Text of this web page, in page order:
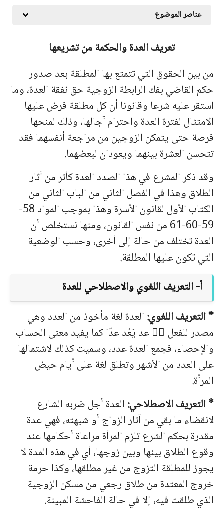
عناصر الموضوع
تعريف العدةوالحكمة من تشريعها
من بين الحقوق التي تتمتع بها المطلقة بعد صدور
حكم القاضي بفك الرابطة الزوجية حق نفقة العدة، وما
استقر عليه شرعا وقانونا أن كل مطلقة فرض عليها
الامتثال لفترة العدة واحترام آجالها، وذلك لمنحها
فرصة حتى يتمكن الزوجين من مراجعة أنفسهما فقد
تتحسن العشرة بينهما ويعودان لبعضهما.
وقد ذكر المشرع في هذا الصدد العدة كأثر من آثار
الطلاق وهذا في الفصل الثاني من الباب الثاني من
الكتاب الأول لقانون الأسرة وهذا بموجب المواد 58-
59-60-61 من نفس القانون، ومنها نستخلص أن
العدة تختلف من حالة إلى أخرى، وحسب الوضعية
التي تكون عليها المطلقة.
أ‌- التعريف اللغوي والاصطلاحي للعدة
* التعريف اللغوي:العدة لغة مأخوذ من العدد وهي
مصدر للفعل َّ عد يَعُد عدًا كما يفيد معنى الحساب
والإحصاء، فجمع العدة عدد، وسميت كذلك لاشتمالها
على العدد من الأشهر وتطلق لغة على أيام حيض
المرأة.
* التعريف الاصطلاحي:العدة أجل ضربه الشارع
لانقضاء ما بقي من آثار الزواج أو شبهته، فهي عدة
مقدرة بحكم الشرع تلزم المرأة مراعاة أحكامها عند
وقوع الطلاق بينها وبين زوجها، أي في هذه المدة لا
يجوز للمطلقة التزوج من غير مطلقها، وكذا حرمة
خروج المعتدة من طلاق رجعي من مسكن الزوجية
الذي طلقت فيه، إلا في حالة الفاحشة المبينة.